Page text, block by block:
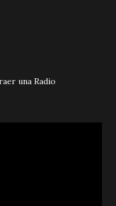
una Radio